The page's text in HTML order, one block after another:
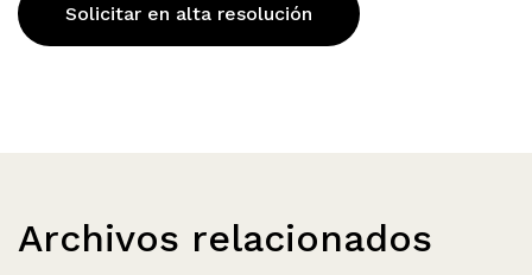
Solicitar en alta resolución
Archivos relacionados